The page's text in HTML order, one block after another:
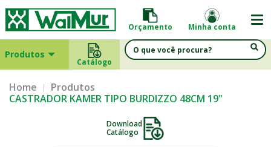
Orçamento Minha conta
Produtos
Catálogo
Home
Produtos
CASTRADOR KAMER TIPO BURDIZZO 48CM 19"
Download
Catálogo